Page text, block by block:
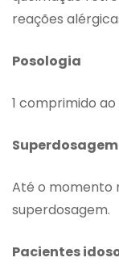
reações
Posologia
1 comprimido
Superdosagem
Até o momento
superdosagem.
Pacientes